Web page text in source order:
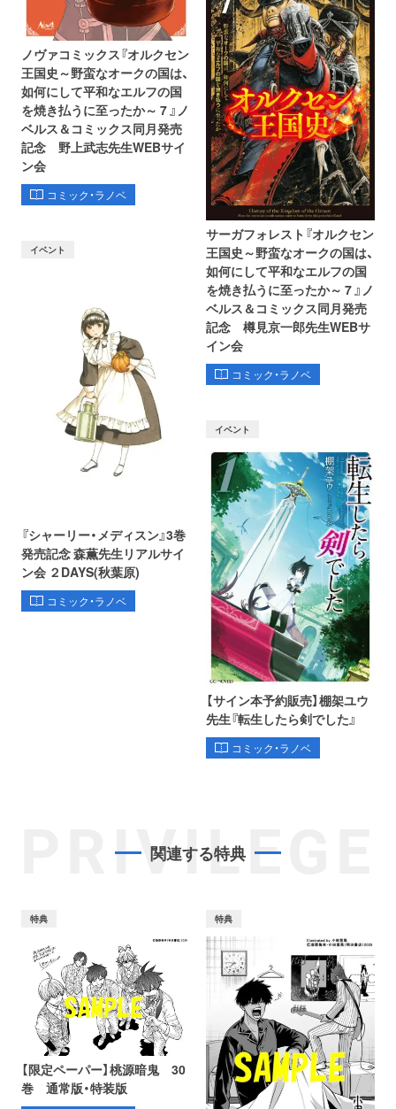
ノヴァコミックス『オルクセン
王国史～野蛮なオークの国は、
如何にして平和なエルフの国
を焼き払うに至ったか～ 7 』ノ
ベルス＆コミックス同月発売
記念 野上武志先生WEBサイ
ン会
コミック・ラノベ
サーガフォレスト『オルクセン
王国史～野蛮なオークの国は、
如何にして平和なエルフの国
を焼き払うに至ったか～ 7 』ノ
ベルス＆コミックス同月発売
記念 樽見京一郎先生WEBサ
イン会
コミック・ラノベ
イベント
『シャーリー・メディスン』3巻
発売記念 森薫先生リアルサイ
ン会 ２DAYS(秋葉原)
コミック・ラノベ
イベント
【サイン本予約販売】棚架ユウ
先生『転生したら剣でした』
コミック・ラノベ
PRIVILEGE
関連する特典
特典
【限定ペーパー】桃源暗鬼 30
巻 通常版・特装版
特典